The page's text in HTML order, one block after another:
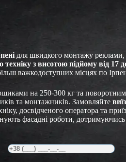
для швидкого монтажу реклами,
техніку з висотою підйому від 17
важкодоступних місцях по
на 250-300 кг та
та монтажників. Замовляйте
досвідченого оператора та
фасадні роботи,